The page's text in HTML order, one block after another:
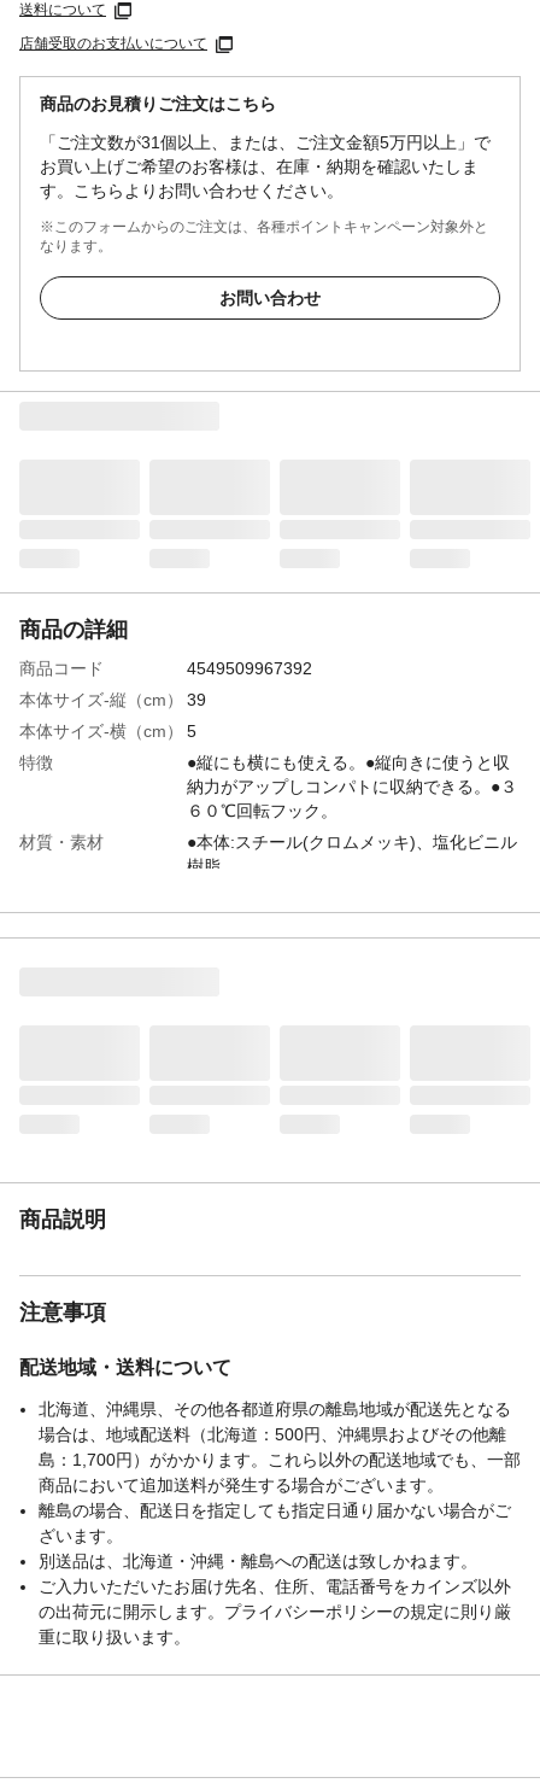
送料について
店舗受取のお支払いについて
商品のお見積りご注文はこちら
「ご注文数が31個以上、または、ご注文金額5万円以上」で
お買い上げご希望のお客様は、在庫・納期を確認いたしま
す。こちらよりお問い合わせください。
※このフォームからのご注文は、各種ポイントキャンペーン対象外と
なります。
お問い合わせ
商品の詳細
商品コード
4549509967392
本体サイズ-縦（cm）
39
本体サイズ-横（cm）
5
特徴
●縦にも横にも使える。●縦向きに使うと収
納力がアップしコンパトに収納できる。●３
６０℃回転フック。
材質・素材
●本体:スチール(クロムメッキ)、塩化ビニル
樹脂
商品説明
注意事項
配送地域・送料について
北海道、沖縄県、その他各都道府県の離島地域が配送先となる
場合は、地域配送料（北海道：500円、沖縄県およびその他離
島：1,700円）がかかります。これら以外の配送地域でも、一部
商品において追加送料が発生する場合がございます。
離島の場合、配送日を指定しても指定日通り届かない場合がご
ざいます。
別送品は、北海道・沖縄・離島への配送は致しかねます。
ご入力いただいたお届け先名、住所、電話番号をカインズ以外
の出荷元に開示します。プライバシーポリシーの規定に則り厳
重に取り扱います。